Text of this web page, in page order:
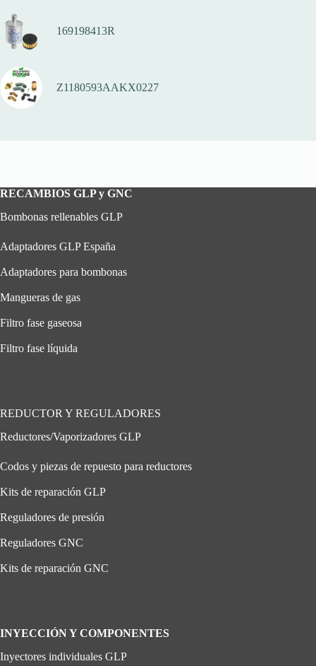
169198413R
Z1180593AAKX0227
RECAMBIOS GLP y GNC
Bombonas rellenables GLP
Adaptadores GLP España
Adaptadores para bombonas
Mangueras de gas
Filtro fase gaseosa
Filtro fase líquida
REDUCTOR Y REGULADORES
Reductores/Vaporizadores GLP
Codos y piezas de repuesto para reductores
Kits de reparación GLP
Reguladores de presión
Reguladores GNC
Kits de reparación GNC
INYECCIÓN Y COMPONENTES
Inyectores individuales GLP